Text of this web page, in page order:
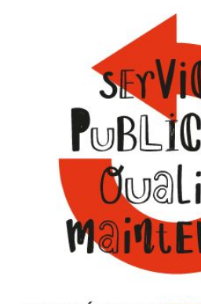
sommes-
nous ?
S'inscrire à
la
newsletter
Rémunération
OTE et DDI
Travail & santé